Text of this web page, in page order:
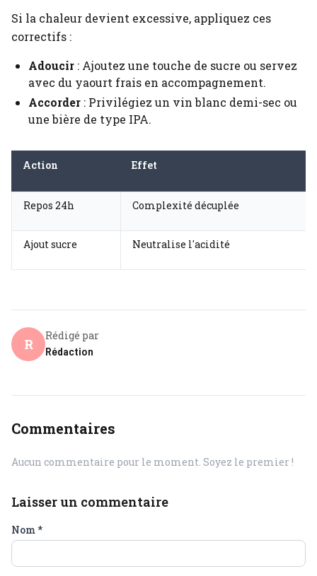
Si la chaleur devient excessive, appliquez ces
correctifs :
Adoucir : Ajoutez une touche de sucre ou servez
avec du yaourt frais en accompagnement.
Accorder : Privilégiez un vin blanc demi-sec ou
une bière de type IPA.
Action Effet
Repos 24h Complexité décuplée
Ajout sucre Neutralise l'acidité
R
Rédigé par
Rédaction
Commentaires
Aucun commentaire pour le moment. Soyez le premier !
Laisser un commentaire
Nom*